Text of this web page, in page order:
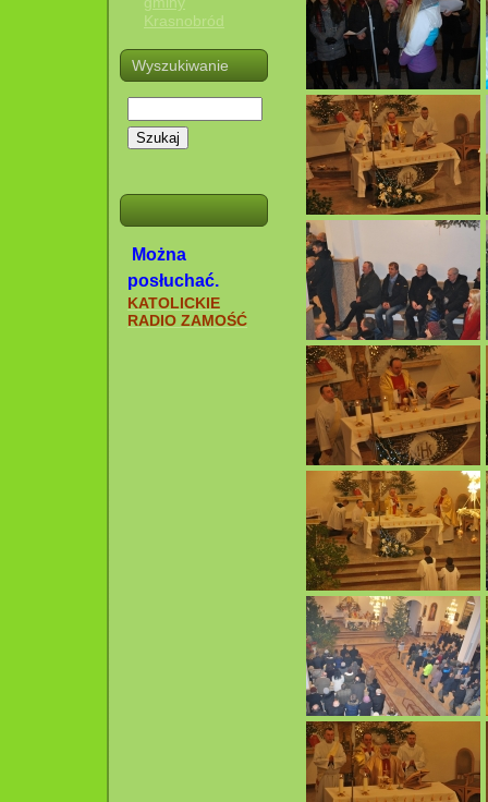
Krasnobród
Wyszukiwanie
Szukaj
Można
posłuchać.
KATOLICKIE
RADIO ZAMOŚĆ